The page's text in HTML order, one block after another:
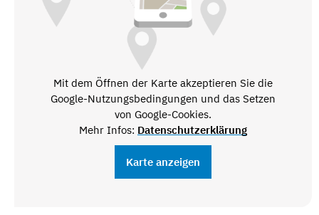
Mit dem Öffnen der Karte akzeptieren Sie die
Google-Nutzungsbedingungen und das Setzen
von Google-Cookies.
Mehr Infos: Datenschutzerklärung
Karte anzeigen